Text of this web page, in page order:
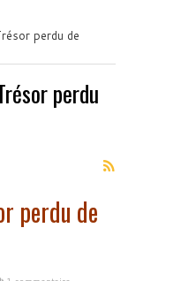
perdu de
perdu
perdu de